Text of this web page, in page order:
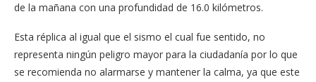
de la mañana con una profundidad de 16.0 kilómetros.
Esta réplica al igual que el sismo el cual fue sentido, no
representa ningún peligro mayor para la ciudadanía por lo que
se recomienda no alarmarse y mantener la calma, ya que este